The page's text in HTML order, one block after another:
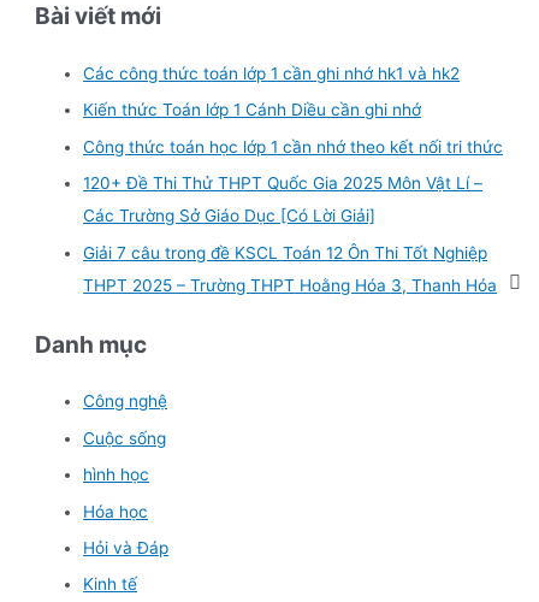
Bài viết mới
Các công thức toán lớp 1 cần ghi nhớ hk1 và hk2
Kiến thức Toán lớp 1 Cánh Diều cần ghi nhớ
Công thức toán học lớp 1 cần nhớ theo kết nối tri thức
120+ Đề Thi Thử THPT Quốc Gia 2025 Môn Vật Lí –
Các Trường Sở Giáo Dục [Có Lời Giải]
Giải 7 câu trong đề KSCL Toán 12 Ôn Thi Tốt Nghiệp
THPT 2025 – Trường THPT Hoằng Hóa 3, Thanh Hóa
Danh mục
Công nghệ
Cuộc sống
hình học
Hóa học
Hỏi và Đáp
Kinh tế